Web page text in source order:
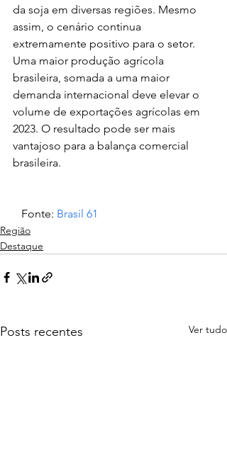
da soja em diversas regiões. Mesmo
assim, o cenário continua
extremamente positivo para o setor.
Uma maior produção agrícola
brasileira, somada a uma maior
demanda internacional deve elevar o
volume de exportações agrícolas em
2023. O resultado pode ser mais
vantajoso para a balança comercial
brasileira.
   Fonte:
Brasil 61
Região
Destaque
Posts recentes Ver tudo